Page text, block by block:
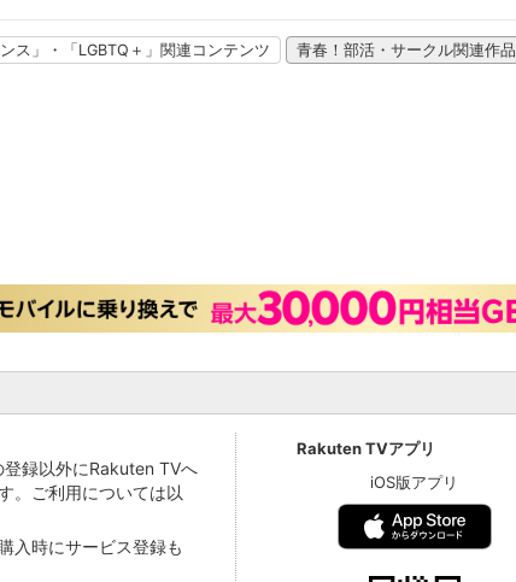
ス」・「LGBTQ＋」関連コンテンツ 青春！部活・サークル関連作品
録以外にRakuten TVへ
。ご利用については以
入時にサービス登録も
Rakuten TVアプリ
iOS版アプリ